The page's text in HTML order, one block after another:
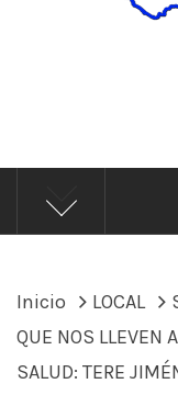
Inicio LOCAL
QUE NOS LLEVEN
SALUD: TERE